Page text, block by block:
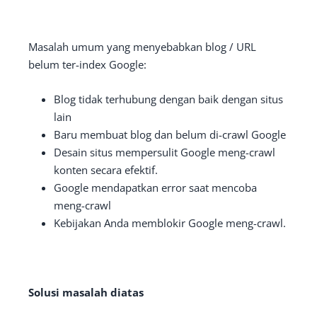
Masalah umum yang menyebabkan blog / URL
belum ter-index Google:
Blog tidak terhubung dengan baik dengan situs
lain
Baru membuat blog dan belum di-crawl Google
Desain situs mempersulit Google meng-crawl
konten secara efektif.
Google mendapatkan error saat mencoba
meng-crawl
Kebijakan Anda memblokir Google meng-crawl.
Solusi masalah diatas